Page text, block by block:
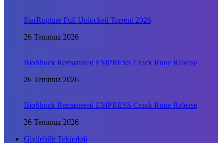
StarRupture Full Unlocked Torrent 2026
26 Temmuz 2026
BioShock Remastered EMPRESS Crack Rune Release
26 Temmuz 2026
BioShock Remastered EMPRESS Crack Rune Release
26 Temmuz 2026
Giyilebilir Teknoloji